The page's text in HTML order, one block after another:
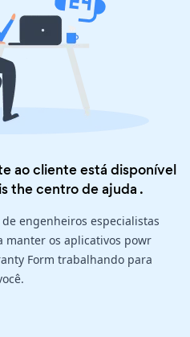
ao cliente está disponível
thecentro de ajuda .
engenheiros especialistas
os aplicativos powr
Form trabalhando para